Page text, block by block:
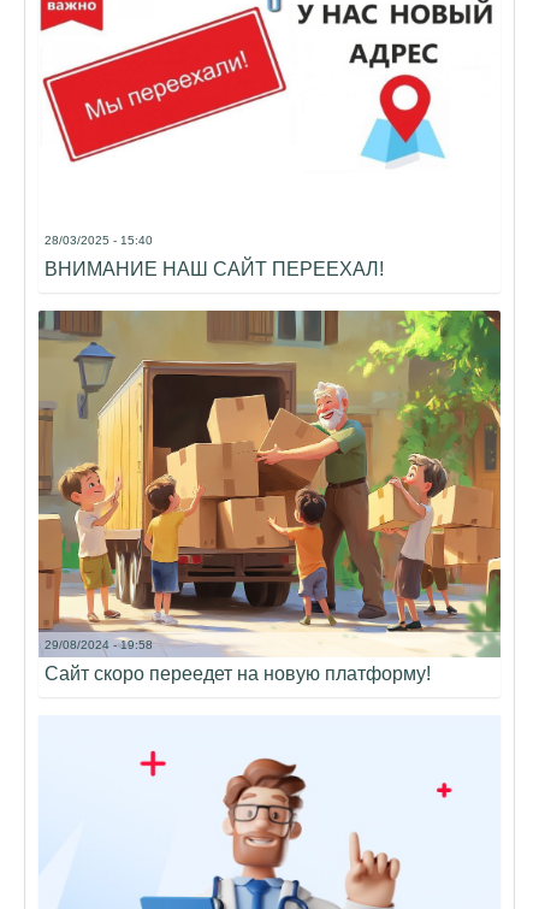
28/03/2025 - 15:40
ВНИМАНИЕ НАШ САЙТ ПЕРЕЕХАЛ!
29/08/2024 - 19:58
Сайт скоро переедет на новую платформу!